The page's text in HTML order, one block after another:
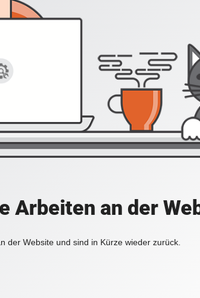
Arbeiten an der
der Website und sind in Kürze wieder zurück.